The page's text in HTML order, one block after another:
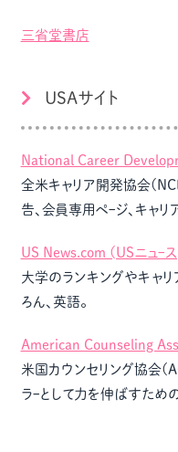
三省堂書店
USAサイト
National Career
全米キャリア開発協会
告、会員専用ペｰジ、キャリ
US News.com (USニュｰ
大学のランキングやキャ
ろん、英語。
American Counseling
米国カウンセリング協会
ラｰとして力を伸ばすため